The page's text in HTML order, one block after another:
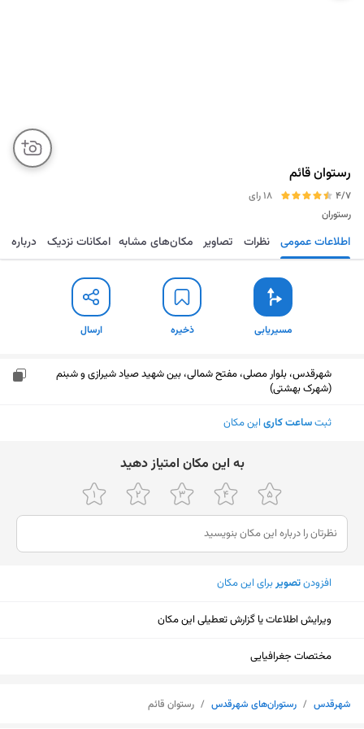
رستوان قائم
4/7
18 رای
رستوران
مسیریابی ذخیره ارسال اطلاعات عمومی نظرات تصاویر مکان‌های مشابه امکانات نزدیک درباره
مسیریابی ذخیره ارسال
شهرقدس، بلوار مصلی، مفتح شمالی، بین شهید صیاد شیرازی و شبنم
(شهرک بهشتی)
ثبتساعت کاری این مکان
ﺑﻪ اﯾﻦ ﻣﮑﺎن اﻣﺘﯿﺎز دﻫﯿﺪ
افزودنتصویربرای این مکان
ویرایش اطلاعات یا گزارش تعطیلی این مکان
مختصات جغرافیایی
شهرقدس / رستوران‌های شهرقدس / رستوان قائم